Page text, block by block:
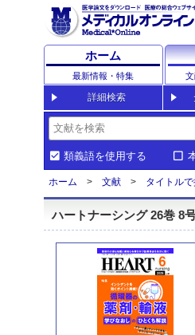
ホーム
最新情報・特集
詳細検索
類義語を使用する
ホーム 文献 タイトルで
ハートナーシング 26巻 8